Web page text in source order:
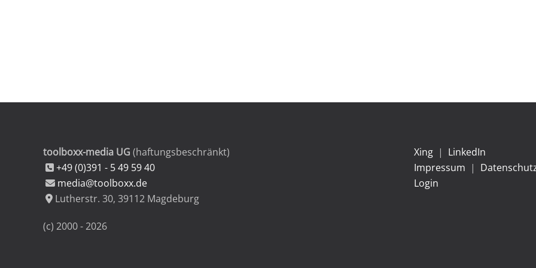
toolboxx-media UG (haftungsbeschränkt)
+49 (0)391 - 5 49 59 40
media@toolboxx.de
Lutherstr. 30, 39112 Magdeburg
(c) 2000 -2026
Xing | LinkedIn
Impressum |
Login